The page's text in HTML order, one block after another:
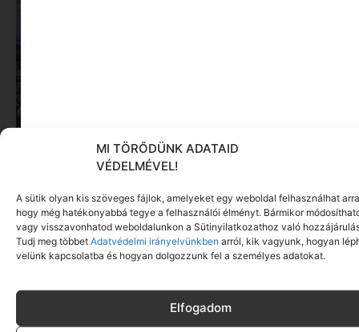
MI TÖRŐDÜNK ADATAID
VÉDELMÉVEL!
A sütik olyan kis szöveges fájlok, amelyeket egy weboldal felhasználhat
hogy még hatékonyabbá tegye a felhasználói élményt. Bármikor
vagy visszavonhatod weboldalunkon a Sütinyilatkozathoz való
Tudj meg többet Adatvédelmi irányelvünkben arról, kik vagyunk, hogyan
velünk kapcsolatba és hogyan dolgozzunk fel a személyes adatokat.
Elfogadom
őslakos, akkor is jók
Tovább olvasom »
Ne maradj le rólunk